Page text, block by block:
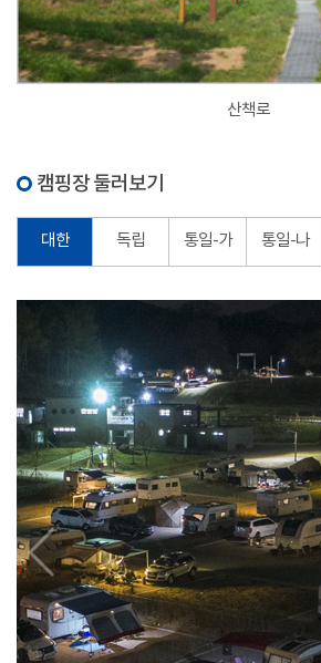
산책로
캠핑장 둘러보기
대한 독립 통일-가 통일-나